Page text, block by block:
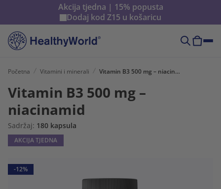
Akcija tjedna | 15% popusta
Dodaj kod Z15 u košaricu
Početna Vitamini i minerali Vitamin B3 500 mg – niacinamid
Vitamin B3 500 mg –
niacinamid
Sadržaj: 180 kapsula
AKCIJA TJEDNA
-12%